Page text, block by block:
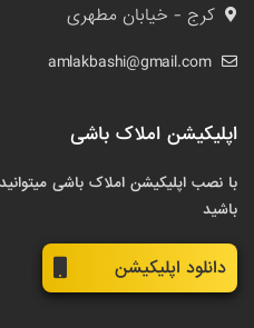
کرج - خیابان مطهری
amlakbashi@gmail.com
اپلیکیشن املاک باشی
با نصب اپلیکیشن املاک باشی
باشید
دانلود اپلیکیشن